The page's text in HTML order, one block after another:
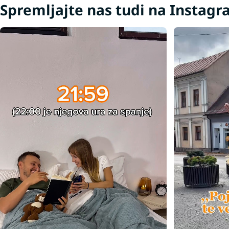
Spremljajte nas tudi na